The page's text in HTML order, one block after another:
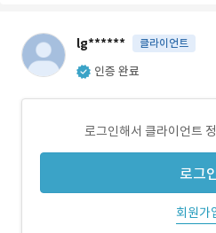
lg****** 클라이언트
인증 완료
로그인해서 클라이언트
로그
회원가